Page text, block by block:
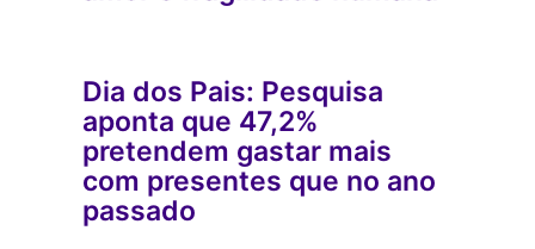
Dia dos Pais: Pesquisa
aponta que 47,2%
pretendem gastar mais
com presentes que no ano
passado